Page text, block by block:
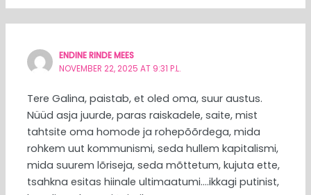
ENDINE RINDE MEES
NOVEMBER 22, 2025 AT 9:31 P.L.
Tere Galina, paistab, et oled oma, suur austus.
Nüüd asja juurde, paras raiskadele, saite, mist
tahtsite oma homode ja rohepõõrdega, mida
rohkem uut kommunismi, seda hullem kapitalismi,
mida suurem lõriseja, seda mõttetum, kujuta ette,
tsahkna esitas hiinale ultimaatumi….ikkagi putinist,